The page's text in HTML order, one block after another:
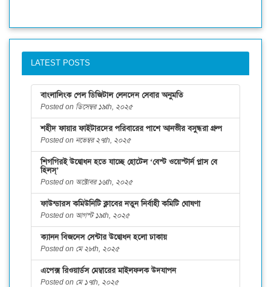
LATEST POSTS
বাংলালিংক পেল ডিজিটাল লেনদেন সেবার অনুমতি
Posted on ডিসেম্বর ১৯th, ২০২৫
শহীদ ফায়ার ফাইটারদের পরিবারের পাশে আনভীর বসুন্ধরা গ্রুপ
Posted on নভেম্বর ২৭th, ২০২৫
শিগগিরই উদ্বোধন হতে যাচ্ছে হোটেল ‘বেস্ট ওয়েস্টার্ন প্লাস বে
হিলস্’
Posted on অক্টোবর ১৬th, ২০২৫
ফাউন্ডারস কমিউনিটি ক্লাবের নতুন নির্বাহী কমিটি ঘোষণা
Posted on আগস্ট ১৯th, ২০২৫
ক্যানন বিজনেস সেন্টার উদ্বোধন হলো ঢাকায়
Posted on মে ২৮th, ২০২৫
এপেক্স রিওয়ার্ডস মেম্বারের মাইলফলক উদযাপন
Posted on মে ১৭th, ২০২৫